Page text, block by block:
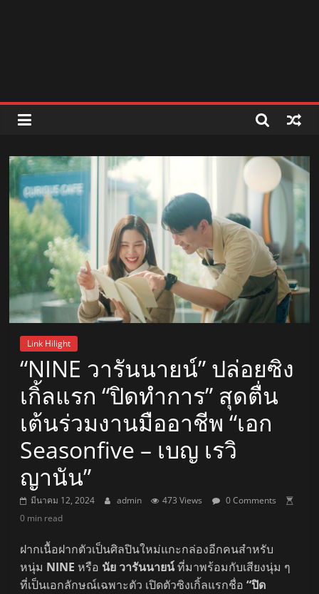
ลพบุรี
สถานี
ลพบุรี
วิทยุ
FM
ลพบุรี
Link Hilight
“NINE วารันนายน์” ปล่อยซิง
เกิ้ลแรก “ปิดทำการ” สุดตื่น
เต้นร่วมงานมืออาชีพ “เอก
Seasonfive – เบญ เรวิ
ญานัน”
มีนาคม 12, 2024 admin 473 Views
0 Comments
0 min read
ฝากเนื้อฝากตัวเป็นศิลปินใหม่แกะกล่องอีกคนสำหรับ
หนุ่ม NINE หรือ นัย วารันนายน์ที่มาพร้อมกับเสียงนุ่ม ๆ
ที่เป็นเอกลักษณ์เฉพาะตัว เปิดตัวซิงเกิ้ลแรกชื่อ“ปิด